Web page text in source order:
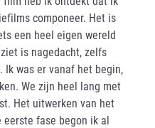
componeer. Het is
een heel eigen wereld
is nagedacht, zelfs
was er vanaf het begin,
We zijn heel lang met
Het uitwerken van het
fase begon ik al